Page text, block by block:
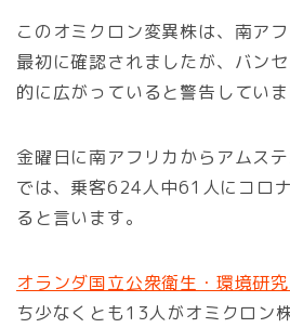
このオミクロン変異株は、南ア
最初に確認されましたが、バン
的に広がっていると警告していま
金曜日に南アフリカからアムス
では、乗客624人中61人にコロ
ると言います。
オランダ国立公衆衛生・環境研
ち少なくとも13人がオミクロン